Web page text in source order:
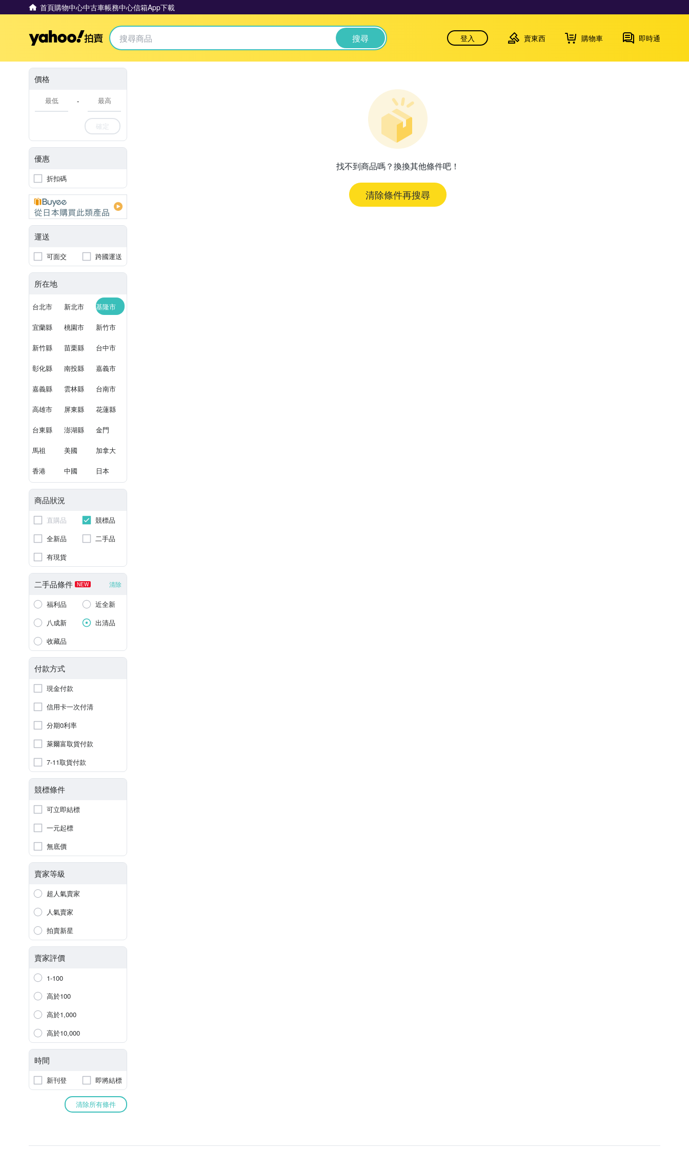
首頁購物中心中古車帳務中心信箱App下載
Yahoo拍賣 搜尋 登入 賣東西 購物車 即時通
價格
-
確定
優惠
折扣碼
運送
可面交 跨國運送
所在地
台北市 新北市 基隆市
宜蘭縣 桃園市 新竹市
新竹縣 苗栗縣 台中市
彰化縣 南投縣 嘉義市
嘉義縣 雲林縣 台南市
高雄市 屏東縣 花蓮縣
台東縣 澎湖縣 金門
馬祖 美國 加拿大
香港 中國 日本
商品狀況
直購品
競標品
全新品
二手品
有現貨
二手品條件 NEW 清除
福利品
近全新
八成新
出清品
收藏品
付款方式
現金付款
信用卡一次付清
分期0利率
萊爾富取貨付款
7-11取貨付款
競標條件
可立即結標
一元起標
無底價
賣家等級
超人氣賣家
人氣賣家
拍賣新星
賣家評價
1-100
高於100
高於1,000
高於10,000
時間
新刊登 即將結標
清除所有條件
找不到商品嗎？換換其他條件吧！
清除條件再搜尋